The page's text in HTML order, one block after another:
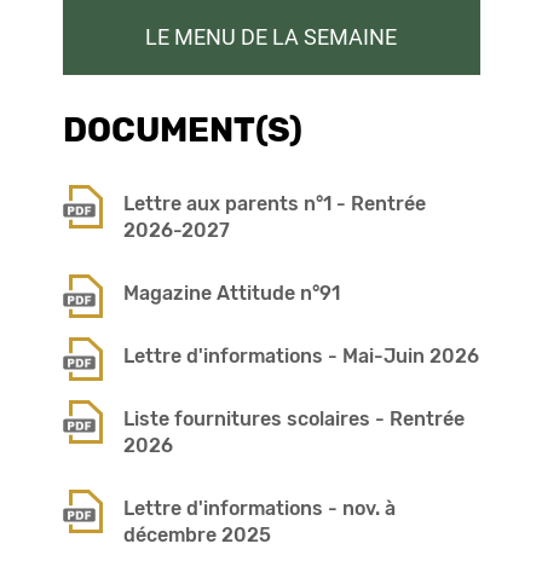
LE MENU DE LA SEMAINE
DOCUMENT(S)
Lettre aux parents n°1 - Rentrée
2026-2027
Magazine Attitude n°91
Lettre d'informations - Mai-Juin 2026
Liste fournitures scolaires - Rentrée
2026
Lettre d'informations - nov. à
décembre 2025